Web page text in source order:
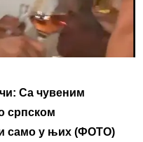
Са чувеним
српском
само у њих (ФОТО)